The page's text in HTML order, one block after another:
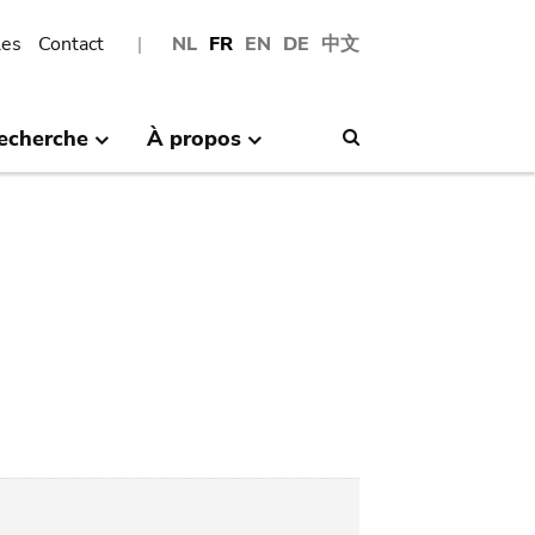
NL FR EN DE 中文
Contact
À propos